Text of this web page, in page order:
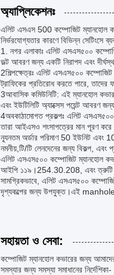
অ্যাপ্লিকেশনঃ
এলিট এসএস 500 কম্পোজিট ম্যানহোল
নির্ভরযোগ্যতার কারণে বিভিন্ন সেটিংসে
1. নগর এলাকাঃ এলিট এসএস৫০০
ভল্ট আবরণ জন্য একটি নিরাপদ এবং
2শিল্পক্ষেত্রঃ এলিট এসএস৫০০ কম্পোজিট
ট্রাফিকের প্রতিরোধ করতে পারে, তাদের
3আবাসিক কমিউনিটি: এই ম্যানহোল
এবং ইউটিলিটি অ্যাক্সেস পয়েন্ট আবরণ
4অবকাঠামোগত প্রকল্পঃ এলিট এসএস৫০০
তারা আইএসও শংসাপত্রের মান পূরণ করে
ন্যূনতম অর্ডার পরিমাণ 50 ইউনিট এবং
নমনীয়,টি/টি লেনদেনের জন্য বিকল্প,
এলিট এসএস৫০০ কম্পোজিট ম্যানহোল
আইপি ১১৯।254.30.208, এবং ত্রুটি
সামগ্রিকভাবে, এলিট এসএস৫০০
দৃশ্যকল্পের জন্য উপযুক্ত।এই manhole
সহায়তা ও সেবা:
কম্পোজিট ম্যানহোল কভারের জন্য
সমস্যার জন্য সমস্যা সমাধানের